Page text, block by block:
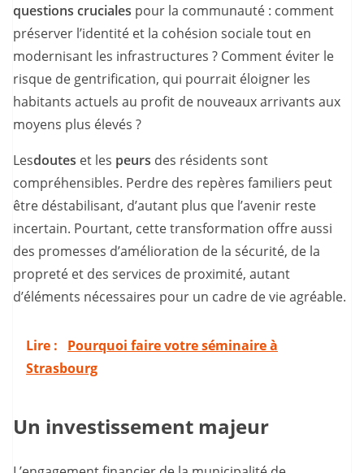
questions cruciales pour la communauté : comment
préserver l’identité et la cohésion sociale tout en
modernisant les infrastructures ? Comment éviter le
risque de gentrification, qui pourrait éloigner les
habitants actuels au profit de nouveaux arrivants aux
moyens plus élevés ?
Lesdoutes et les peurs des résidents sont
compréhensibles. Perdre des repères familiers peut
être déstabilisant, d’autant plus que l’avenir reste
incertain. Pourtant, cette transformation offre aussi
des promesses d’amélioration de la sécurité, de la
propreté et des services de proximité, autant
d’éléments nécessaires pour un cadre de vie agréable.
Lire :
Pourquoi faire votre séminaire à
Strasbourg
Un investissement majeur